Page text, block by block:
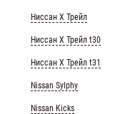
Ниссан Х Трейл
Ниссан Х Трейл t30
Ниссан Х Трейл t31
Nissan Sylphy
Nissan Kicks